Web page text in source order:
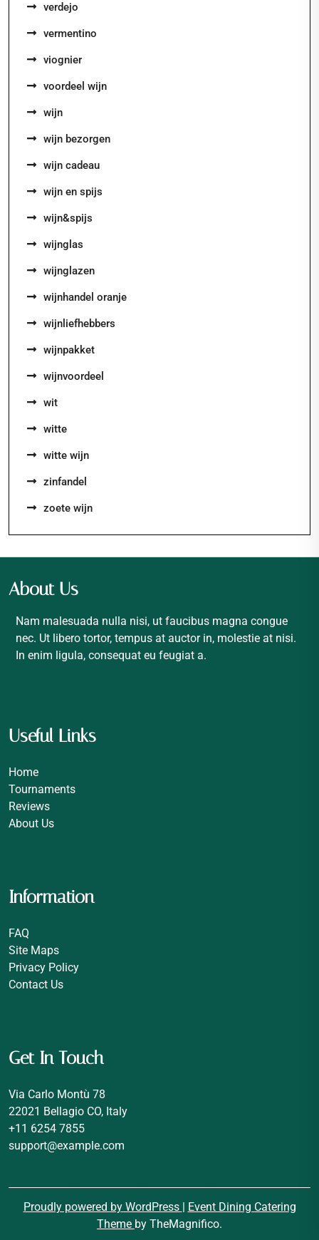
verdejo
vermentino
viognier
voordeel wijn
wijn
wijn bezorgen
wijn cadeau
wijn en spijs
wijn&spijs
wijnglas
wijnglazen
wijnhandel oranje
wijnliefhebbers
wijnpakket
wijnvoordeel
wit
witte
witte wijn
zinfandel
zoete wijn
About Us
Nam malesuada nulla nisi, ut faucibus magna congue
nec. Ut libero tortor, tempus at auctor in, molestie at nisi.
In enim ligula, consequat eu feugiat a.
Useful Links
Home
Tournaments
Reviews
About Us
Information
FAQ
Site Maps
Privacy Policy
Contact Us
Get In Touch
Via Carlo Montù 78
22021 Bellagio CO, Italy
+11 6254 7855
support@example.com
Proudly powered by WordPress | Event Dining Catering
Theme by TheMagnifico.